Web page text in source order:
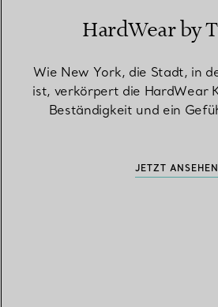
HardWear by
Wie New York, die Stadt, in
ist, verkörpert die HardWear
Beständigkeit und ein
JETZT ANSEHEN